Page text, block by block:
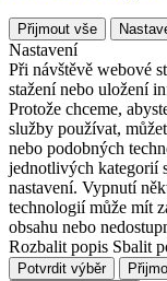
Přijmout vše
Nastavení
Při návštěvě webové
stažení nebo uložení
Protože chceme,
služby používat,
nebo podobných
jednotlivých kategorií
nastavení. Vypnutí
technologií může mít
obsahu nebo
Rozbalit popis Sbalit
Potvrdit výběr